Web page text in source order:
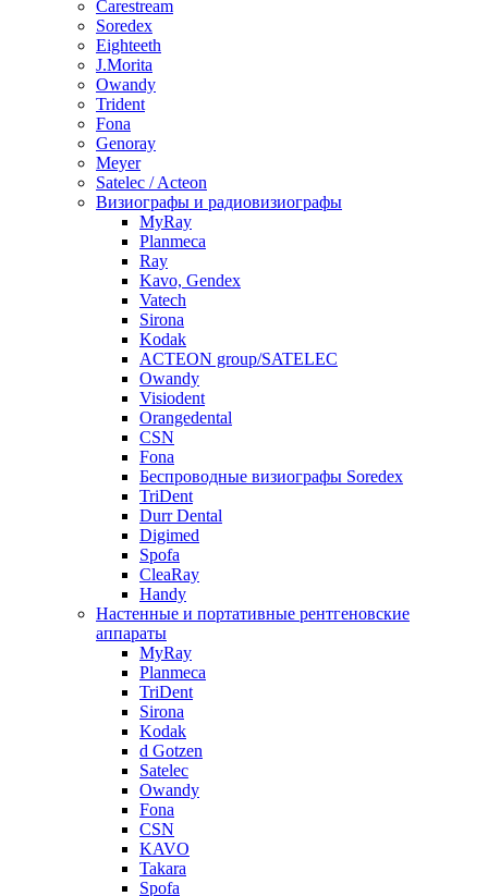
Carestream
Soredex
Eighteeth
J.Morita
Owandy
Trident
Fona
Genoray
Meyer
Satelec / Acteon
Визиографы и радиовизиографы
MyRay
Planmeca
Ray
Kavo, Gendex
Vatech
Sirona
Kodak
ACTEON group/SATELEC
Owandy
Visiodent
Orangedental
CSN
Fona
Беспроводные визиографы Soredex
TriDent
Durr Dental
Digimed
Spofa
CleaRay
Handy
Настенные и портативные рентгеновские
аппараты
MyRay
Planmeca
TriDent
Sirona
Kodak
d Gotzen
Satelec
Owandy
Fona
CSN
KAVO
Takara
Spofa